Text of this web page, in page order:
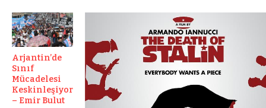
Arjantin’de
Sınıf
Mücadelesi
Keskinleşiyor
– Emir Bulut